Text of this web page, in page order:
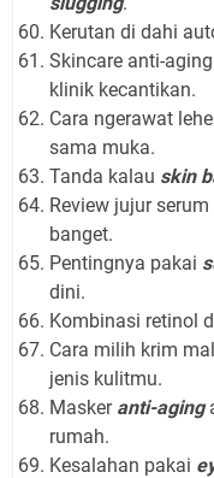
Kerutan di dahi
Skincare anti-
klinik kecantikan.
Cara ngerawat
sama muka.
Tanda kalau skin
Review jujur
banget.
Pentingnya pakai
dini.
Kombinasi retinol
Cara milih krim
jenis kulitmu.
Masker anti-aging
rumah.
Kesalahan pakai